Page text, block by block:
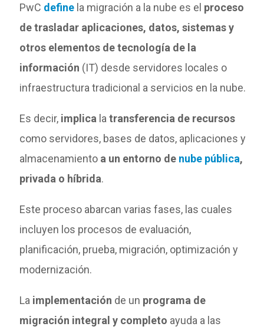
PwC define la migración a la nube es el proceso
de trasladar aplicaciones, datos, sistemas y
otros elementos de tecnología de la
información (IT) desde servidores locales o
infraestructura tradicional a servicios en la nube.
Es decir, implica latransferencia de recursos
como servidores, bases de datos, aplicaciones y
almacenamiento a un entorno de nube pública,
privada o híbrida.
Este proceso abarcan varias fases, las cuales
incluyen los procesos de evaluación,
planificación, prueba, migración, optimización y
modernización.
La implementación de un programa de
migración integral y completo ayuda a las